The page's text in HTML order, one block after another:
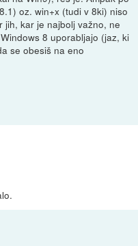
oz. win+x (tudi v 8ki) niso
jih, kar je najbolj važno, ne
8 uporabljajo (jaz, ki
se obesiš na eno